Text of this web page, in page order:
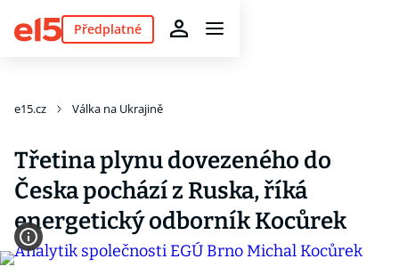
Předplatné
e15.cz Válka na Ukrajině
Třetina plynu dovezeného do
Česka pochází z Ruska, říká
energetický odborník Kocůrek